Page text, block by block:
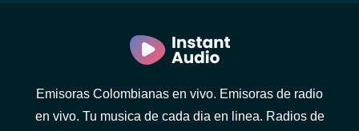
Emisoras Colombianas en vivo. Emisoras de radio
en vivo. Tu musica de cada dia en linea. Radios de